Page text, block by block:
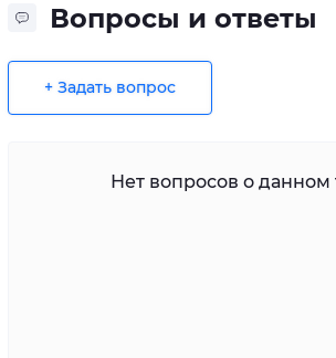
Вопросы и ответы
+ Задать вопрос
Нет вопросов о данном